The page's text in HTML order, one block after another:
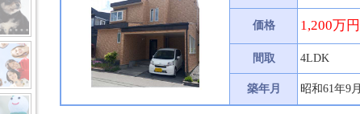
価格 1,200万円
間取 4LDK
築年月 昭和61年9月